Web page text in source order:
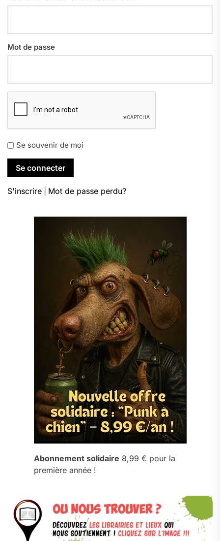
Mot de passe
Se souvenir de moi
S'inscrire Mot de passe perdu?
Abonnement solidaire 8,99 € pour la
première année !